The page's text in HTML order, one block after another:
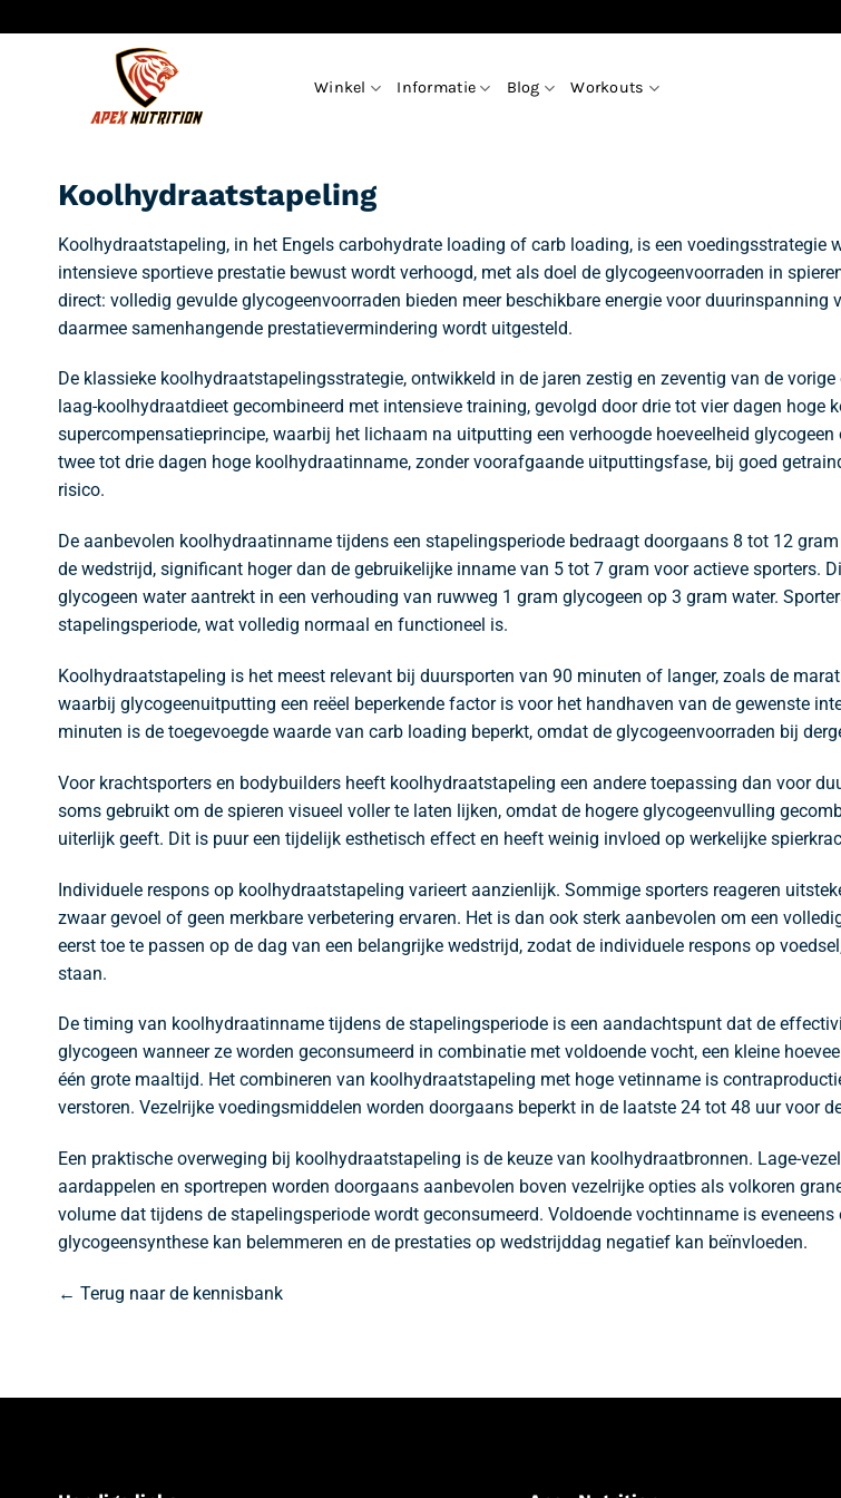
naar
Winkel Informatie Blog Workouts
Koolhydraatstapeling
Koolhydraatstapeling, in het Engels carbohydrate loading of carb loading, is een
intensieve sportieve prestatie bewust wordt verhoogd, met als doel de glycogeenvoorraden in
direct: volledig gevulde glycogeenvoorraden bieden meer beschikbare energie voor
daarmee samenhangende prestatievermindering wordt uitgesteld.
De klassieke koolhydraatstapelingsstrategie, ontwikkeld in de jaren zestig en zeventig van de
laag-koolhydraatdieet gecombineerd met intensieve training, gevolgd door drie tot vier dagen
supercompensatieprincipe, waarbij het lichaam na uitputting een verhoogde hoeveelheid
twee tot drie dagen hoge koolhydraatinname, zonder voorafgaande uitputtingsfase, bij goed
risico.
De aanbevolen koolhydraatinname tijdens een stapelingsperiode bedraagt doorgaans 8 tot 12
de wedstrijd, significant hoger dan de gebruikelijke inname van 5 tot 7 gram voor actieve sporters.
glycogeen water aantrekt in een verhouding van ruwweg 1 gram glycogeen op 3 gram water.
stapelingsperiode, wat volledig normaal en functioneel is.
Koolhydraatstapeling is het meest relevant bij duursporten van 90 minuten of langer, zoals de
waarbij glycogeenuitputting een reëel beperkende factor is voor het handhaven van de gewenste
minuten is de toegevoegde waarde van carb loading beperkt, omdat de glycogeenvoorraden bij
Voor krachtsporters en bodybuilders heeft koolhydraatstapeling een andere toepassing dan voor
soms gebruikt om de spieren visueel voller te laten lijken, omdat de hogere glycogeenvulling
uiterlijk geeft. Dit is puur een tijdelijk esthetisch effect en heeft weinig invloed op werkelijke
Individuele respons op koolhydraatstapeling varieert aanzienlijk. Sommige sporters reageren
zwaar gevoel of geen merkbare verbetering ervaren. Het is dan ook sterk aanbevolen om een
eerst toe te passen op de dag van een belangrijke wedstrijd, zodat de individuele respons op
staan.
De timing van koolhydraatinname tijdens de stapelingsperiode is een aandachtspunt dat de
glycogeen wanneer ze worden geconsumeerd in combinatie met voldoende vocht, een kleine
één grote maaltijd. Het combineren van koolhydraatstapeling met hoge vetinname is
verstoren. Vezelrijke voedingsmiddelen worden doorgaans beperkt in de laatste 24 tot 48 uur voor
Een praktische overweging bij koolhydraatstapeling is de keuze van koolhydraatbronnen. Lage-
aardappelen en sportrepen worden doorgaans aanbevolen boven vezelrijke opties als volkoren
volume dat tijdens de stapelingsperiode wordt geconsumeerd. Voldoende vochtinname is
glycogeensynthese kan belemmeren en de prestaties op wedstrijddag negatief kan beïnvloeden.
← Terug naar de kennisbank